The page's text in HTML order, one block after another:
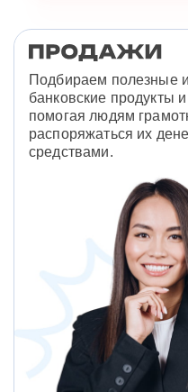
Подбираем полезные
банковские продукты и
помогая людям
распоряжаться их
средствами.